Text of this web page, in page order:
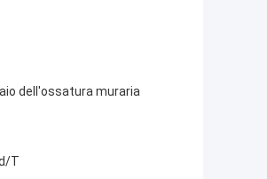
dell'ossatura muraria
T